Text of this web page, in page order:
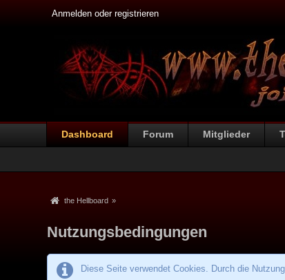
Anmelden oder registrieren
Dashboard Forum Mitglieder
the Hellboard »
Nutzungsbedingungen
Diese Seite verwendet Cookies. Durch die